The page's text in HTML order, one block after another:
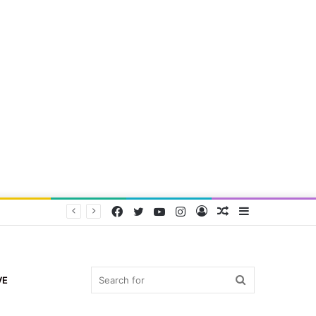
Random
Log
Instagram
YouTube
Twitter
Facebook